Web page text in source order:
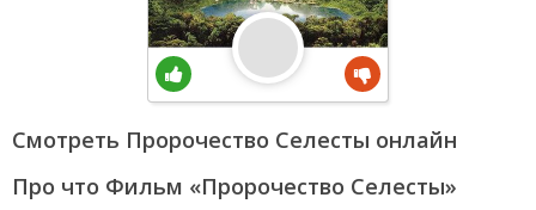
Смотреть Пророчество Селесты онлайн
Про что Фильм «Пророчество Селесты»